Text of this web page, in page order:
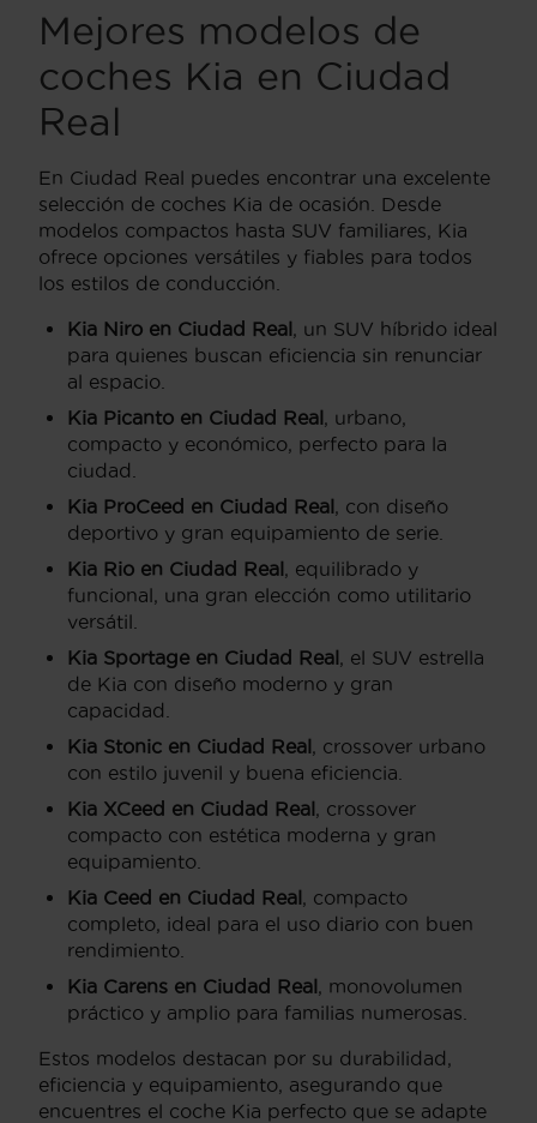
Mejores modelos de
coches Kia en Ciudad
Real
En Ciudad Real puedes encontrar una excelente
selección de coches Kia de ocasión. Desde
modelos compactos hasta SUV familiares, Kia
ofrece opciones versátiles y fiables para todos
los estilos de conducción.
Kia Niro en Ciudad Real , un SUV híbrido ideal
para quienes buscan eficiencia sin renunciar
al espacio.
Kia Picanto en Ciudad Real , urbano,
compacto y económico, perfecto para la
ciudad.
Kia ProCeed en Ciudad Real , con diseño
deportivo y gran equipamiento de serie.
Kia Rio en Ciudad Real , equilibrado y
funcional, una gran elección como utilitario
versátil.
Kia Sportage en Ciudad Real , el SUV estrella
de Kia con diseño moderno y gran
capacidad.
Kia Stonic en Ciudad Real , crossover urbano
con estilo juvenil y buena eficiencia.
Kia XCeed en Ciudad Real , crossover
compacto con estética moderna y gran
equipamiento.
Kia Ceed en Ciudad Real , compacto
completo, ideal para el uso diario con buen
rendimiento.
Kia Carens en Ciudad Real , monovolumen
práctico y amplio para familias numerosas.
Estos modelos destacan por su durabilidad,
eficiencia y equipamiento, asegurando que
encuentres el coche Kia perfecto que se adapte